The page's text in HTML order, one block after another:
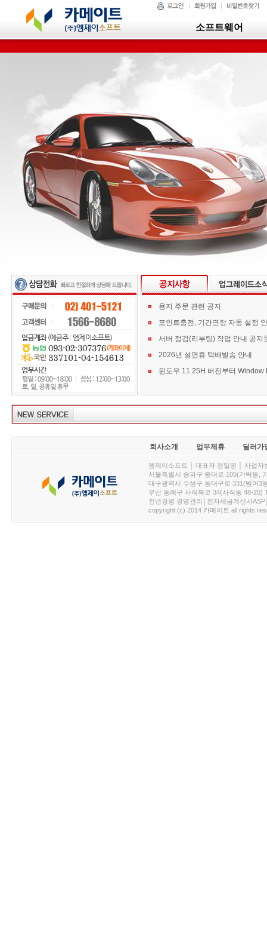
소프트웨어
용지 주문 관련 공지
포인트충전, 기간연장 자동 설정
서버 점검(리부팅) 작업 안내 공지
2026년 설연휴 택배발송 안내
회사소개 업무제휴 딜러가
엠제이소프트 │ 대표자 정일영 │ 사업
서울특별시 송파구 중대로 105(가락동,
대구광역시 수성구 동대구로 331(범어3
부산 동래구 사직북로 34(사직동 48-20)
천년경영 경영관리│전자세금계산서
copyright (c) 2014 카메이트 all rights